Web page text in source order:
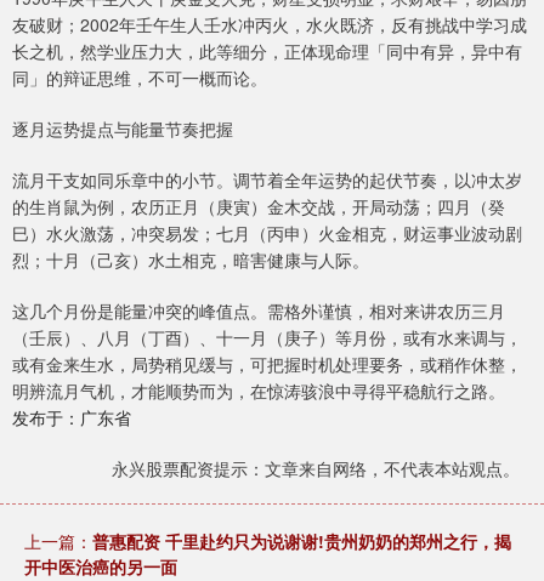
友破财；2002年壬午生人壬水冲丙火，水火既济，反有挑战中学习成
长之机，然学业压力大，此等细分，正体现命理「同中有异，异中有
同」的辩证思维，不可一概而论。
逐月运势提点与能量节奏把握
流月干支如同乐章中的小节。调节着全年运势的起伏节奏，以冲太岁
的生肖鼠为例，农历正月（庚寅）金木交战，开局动荡；四月（癸
巳）水火激荡，冲突易发；七月（丙申）火金相克，财运事业波动剧
烈；十月（己亥）水土相克，暗害健康与人际。
这几个月份是能量冲突的峰值点。需格外谨慎，相对来讲农历三月
（壬辰）、八月（丁酉）、十一月（庚子）等月份，或有水来调与，
或有金来生水，局势稍见缓与，可把握时机处理要务，或稍作休整，
明辨流月气机，才能顺势而为，在惊涛骇浪中寻得平稳航行之路。
发布于：广东省
永兴股票配资提示：文章来自网络，不代表本站观点。
上一篇： 普惠配资 千里赴约只为说谢谢!贵州奶奶的郑州之行，揭
开中医治癌的另一面